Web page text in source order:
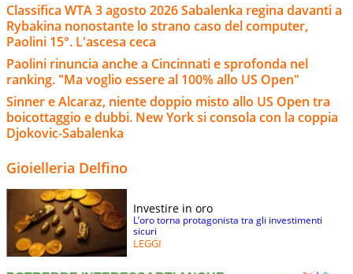
Classifica WTA 3 agosto 2026 Sabalenka regina davanti a
Rybakina nonostante lo strano caso del computer,
Paolini 15°. L'ascesa ceca
Paolini rinuncia anche a Cincinnati e sprofonda nel
ranking. "Ma voglio essere al 100% allo US Open"
Sinner e Alcaraz, niente doppio misto allo US Open tra
boicottaggio e dubbi. New York si consola con la coppia
Djokovic-Sabalenka
Gioielleria Delfino
Investire in oro
L’oro torna protagonista tra gli investimenti
sicuri
LEGGI